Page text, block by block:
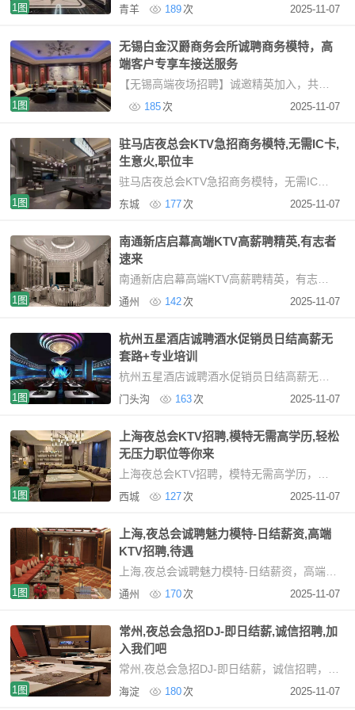
1图 青羊 189 次 2025-11-07
1图
无锡白金汉爵商务会所诚聘商务模特，高
端客户专享车接送服务
【无锡高端夜场招聘】诚邀精英加入，共创璀璨未来行业标杆平台，打造优质就业环境本市核心
185 次 2025-11-07
1图
驻马店夜总会KTV急招商务模特,无需IC卡,
生意火,职位丰
驻马店夜总会KTV急招商务模特，无需IC卡，生意火，职位丰富高端KTV招聘模特：安全、高薪、无压
东城 177 次 2025-11-07
1图
南通新店启幕高端KTV高薪聘精英,有志者
速来
南通新店启幕高端KTV高薪聘精英，有志者速来坐落于南通核心商圈，毗邻国际五星级酒店，我们
通州 142 次 2025-11-07
1图
杭州五星酒店诚聘酒水促销员日结高薪无
套路+专业培训
杭州五星酒店诚聘酒水促销员日结高薪无套路+专业培训杭州高端KTV诚聘女性服务精英（日薪
门头沟 163 次 2025-11-07
1图
上海夜总会KTV招聘,模特无需高学历,轻松
无压力职位等你来
西城 127 次 2025-11-07
1图
上海,夜总会诚聘魅力模特-日结薪资,高端
KTV招聘,待遇
上海,夜总会诚聘魅力模特-日结薪资，高端KTV招聘，待遇优厚，加入我们上海高端商务KTV招聘信
通州 170 次 2025-11-07
1图
常州,夜总会急招DJ-即日结薪,诚信招聘,加
入我们吧
海淀 180 次 2025-11-07